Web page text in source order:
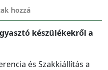
hozzá
készülékekről a
és Szakkiállítás a